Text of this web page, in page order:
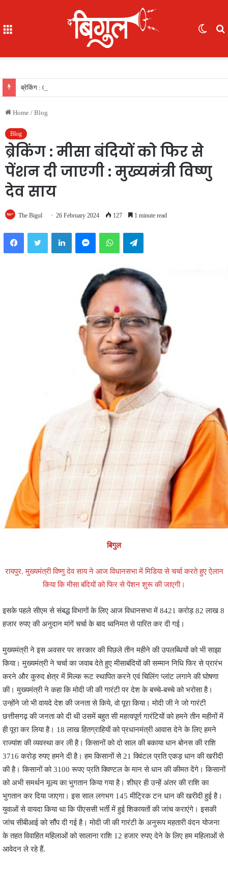
ब्रेकिंग : 05 IAS की नई पदस्थापना..देखिए सूची
Home / Blog
Blog
ब्रेकिंग : मीसा बंदियों को फिर से
पेंशन दी जाएगी : मुख्यमंत्री विष्णु
देव साय
The Bigul 26 February 2024 127 1 minute read
FacebookTwitter LinkedInMessengerWhatsAppTelegram
बिगुल
रायपुर. मुख्यमंत्री विष्णु देव साय ने आज विधानसभा में मिडिया से चर्चा करते हुए ऐलान
किया कि मीसा बंदियों को फिर से पेंशन शुरू की जाएगी।
इसके पहले सीएम से संबद्ध विभागों के लिए आज विधानसभा में 8421 करोड़ 82 लाख 8
हजार रुपए की अनुदान मांगें चर्चा के बाद ध्वनिमत से पारित कर दी गई।
मुख्यमंत्री ने इस अवसर पर सरकार की पिछले तीन महीने की उपलब्धियों को भी साझा
किया। मुख्यमंत्री ने चर्चा का जवाब देते हुए मीसाबंदियों की सम्मान निधि फिर से प्रारंभ
करने और कुरुद क्षेत्र में मिल्क रूट स्थापित करने एवं चिलिंग प्लांट लगाने की घोषणा
की। मुख्यमंत्री ने कहा कि मोदी जी की गारंटी पर देश के बच्चे-बच्चे को भरोसा है।
उन्होंने जो भी वायदे देश की जनता से किये, वो पूरा किया। मोदी जी ने जो गारंटी
छत्तीसगढ़ की जनता को दी थी उसमें बहुत सी महत्वपूर्ण गारंटियों को हमने तीन महीनों में
ही पूरा कर लिया है। 18 लाख हितग्राहियों को प्रधानमंत्री आवास देने के लिए हमने
राज्यांश की व्यवस्था कर ली है। किसानों को दो साल की बकाया धान बोनस की राशि
3716 करोड़ रुपए हमने दी है। हम किसानों से 21 क्विंटल प्रति एकड़ धान की खरीदी
की है। किसानों को 3100 रूपए प्रति क्विण्टल के मान से धान की कीमत देंगे। किसानों
को अभी समर्थन मूल्य का भुगतान किया गया है। शीघ्र ही उन्हें अंतर की राशि का
भुगतान कर दिया जाएगा। इस साल लगभग 145 मीट्रिक टन धान की खरीदी हुई है।
युवाओं से वायदा किया था कि पीएससी भर्ती में हुई शिकायतों की जांच कराएंगे। इसकी
जांच सीबीआई को सौंप दी गई है। मोदी जी की गारंटी के अनुरूप महतारी वंदन योजना
के तहत विवाहित महिलाओं को सालाना राशि 12 हजार रुपए देने के लिए हम महिलाओं से
आवेदन ले रहे हैं.